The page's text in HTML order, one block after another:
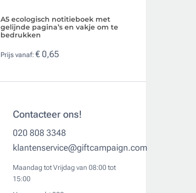
A5 ecologisch notitieboek met
gelijnde pagina’s en vakje om te
bedrukken
Prijs vanaf: € 0,65
Contacteer ons!
020 808 3348
klantenservice@giftcampaign.com
Maandag tot Vrijdag van 08:00 tot
15:00